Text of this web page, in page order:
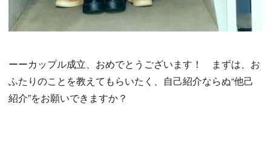
ーーカップル成立、おめでとうございます！ まずは、お
ふたりのことを教えてもらいたく、自己紹介ならぬ“他己
紹介”をお願いできますか？